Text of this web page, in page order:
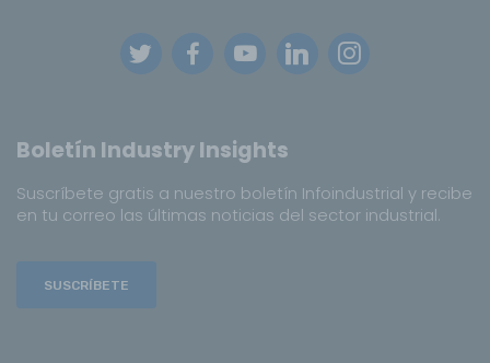
Boletín Industry Insights
Suscríbete gratis a nuestro boletín Infoindustrial y recibe
en tu correo las últimas noticias del sector industrial.
SUSCRÍBETE